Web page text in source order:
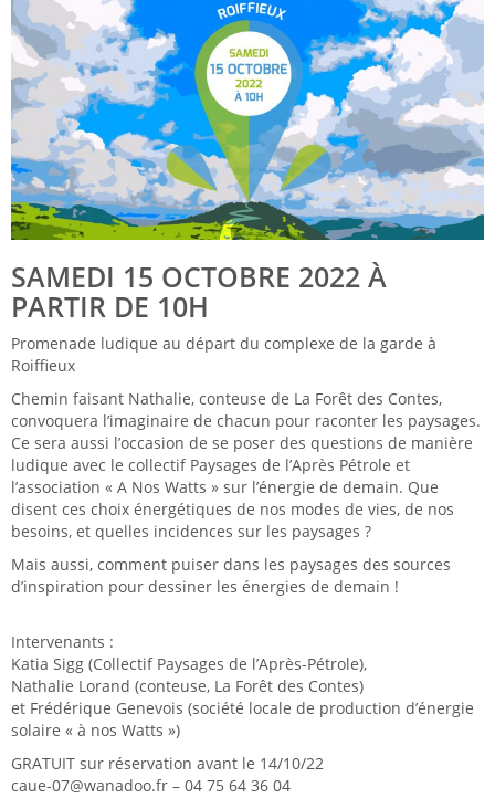
SAMEDI 15 OCTOBRE 2022 À
PARTIR DE 10H
Promenade ludique au départ du complexe de la garde à
Roiffieux
Chemin faisant Nathalie, conteuse de La Forêt des Contes,
convoquera l’imaginaire de chacun pour raconter les paysages.
Ce sera aussi l’occasion de se poser des questions de manière
ludique avec le collectif Paysages de l’Après Pétrole et
l’association « A Nos Watts » sur l’énergie de demain. Que
disent ces choix énergétiques de nos modes de vies, de nos
besoins, et quelles incidences sur les paysages ?
Mais aussi, comment puiser dans les paysages des sources
d’inspiration pour dessiner les énergies de demain !
Intervenants :
Katia Sigg (Collectif Paysages de l’Après-Pétrole),
Nathalie Lorand (conteuse, La Forêt des Contes)
et Frédérique Genevois (société locale de production d’énergie
solaire « à nos Watts »)
GRATUIT sur réservation avant le 14/10/22
caue-07@wanadoo.fr – 04 75 64 36 04